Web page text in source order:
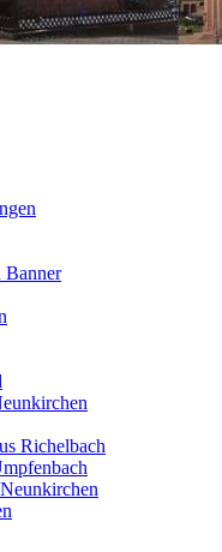
Banner
Richelbach